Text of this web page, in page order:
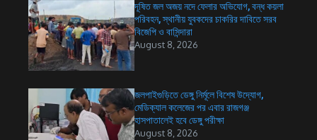
দূষিত জল অজয় নদে ফেলার অভিযোগ, বন্ধ কয়লা
পরিবহন, স্থানীয় যুবকদের চাকরির দাবিতে সরব
বিজেপি ও বাসিন্দারা
August 8, 2026
জলপাইগুড়িতে ডেঙ্গু নির্মূলে বিশেষ উদ্যোগ,
মেডিক্যাল কলেজের পর এবার রাজগঞ্জ
হাসপাতালেই হবে ডেঙ্গু পরীক্ষা
August 8, 2026